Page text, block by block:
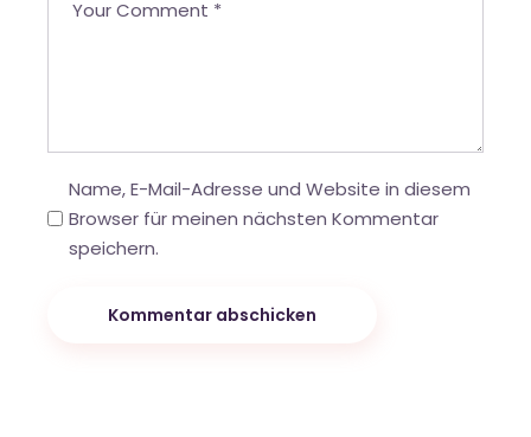
Name, E-Mail-Adresse und Website in diesem
Browser für meinen nächsten Kommentar
speichern.
Kommentar abschicken